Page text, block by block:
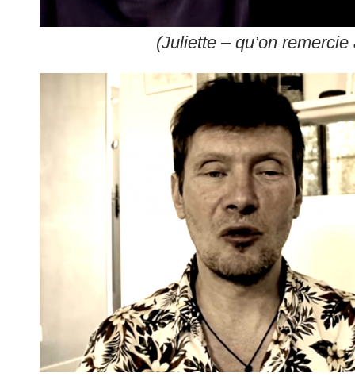
(Juliette – qu’on remercie